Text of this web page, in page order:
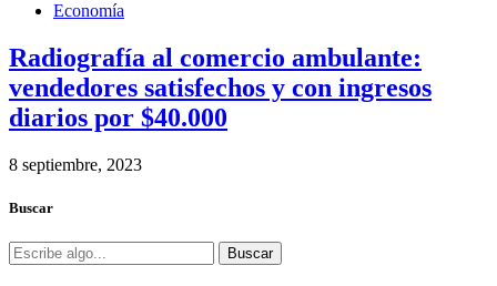
Economía
Radiografía al comercio ambulante:
vendedores satisfechos y con ingresos
diarios por $40.000
8 septiembre, 2023
Buscar
Buscar